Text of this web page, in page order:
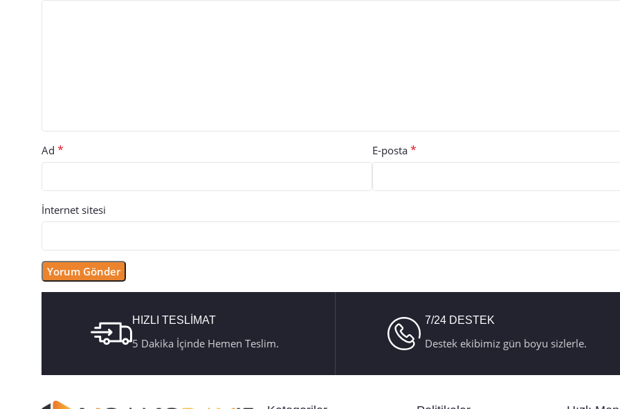
Ad * E-posta *
İnternet sitesi
HIZLI TESLİMAT
5 Dakika İçinde Hemen Teslim.
7/24 DESTEK
Destek ekibimiz gün boyu sizlerle.